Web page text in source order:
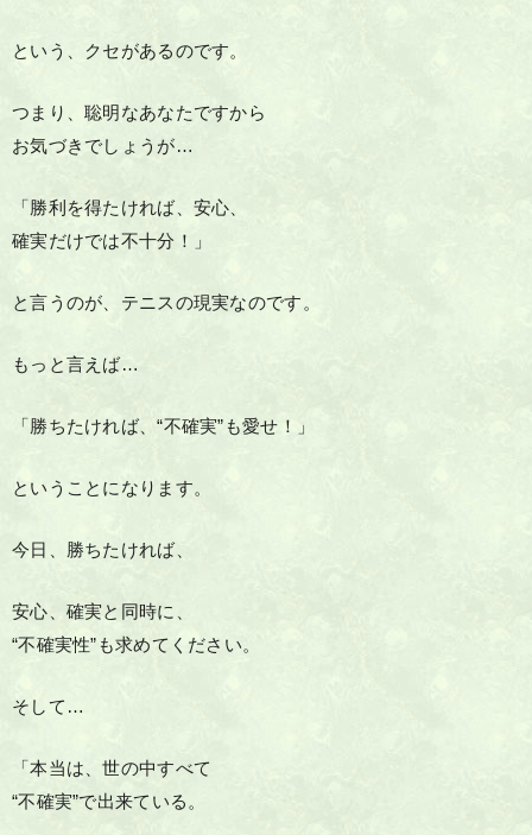
という、クセがあるのです。
つまり、聡明なあなたですから
お気づきでしょうが…
「勝利を得たければ、安心、
確実だけでは不十分！」
と言うのが、テニスの現実なのです。
もっと言えば…
「勝ちたければ、“不確実”も愛せ！」
ということになります。
今日、勝ちたければ、
安心、確実と同時に、
“不確実性”も求めてください。
そして…
「本当は、世の中すべて
“不確実”で出来ている。